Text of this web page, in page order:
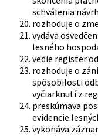
schválenia
rozhoduje o
vydáva
lesného
vedie register
rozhoduje o
spôsobilosti
vyčiarknutí z
preskúmava
evidencie
vykonáva